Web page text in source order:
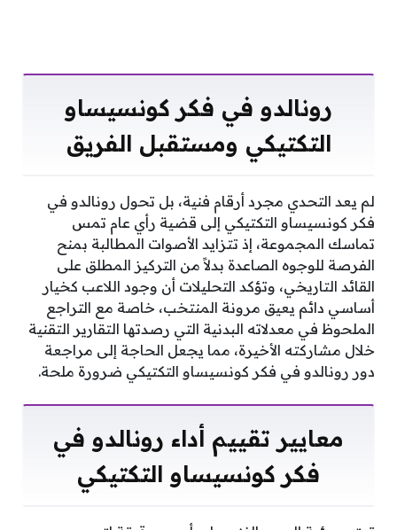
رونالدو في فكر كونسيساو
التكتيكي ومستقبل الفريق
لم يعد التحدي مجرد أرقام فنية، بل تحول رونالدو في
فكر كونسيساو التكتيكي إلى قضية رأي عام تمس
تماسك المجموعة، إذ تتزايد الأصوات المطالبة بمنح
الفرصة للوجوه الصاعدة بدلاً من التركيز المطلق على
القائد التاريخي، وتؤكد التحليلات أن وجود اللاعب كخيار
أساسي دائم يعيق مرونة المنتخب، خاصة مع التراجع
الملحوظ في معدلاته البدنية التي رصدتها التقارير التقنية
خلال مشاركته الأخيرة، مما يجعل الحاجة إلى مراجعة
دور رونالدو في فكر كونسيساو التكتيكي ضرورة ملحة.
معايير تقييم أداء رونالدو في
فكر كونسيساو التكتيكي